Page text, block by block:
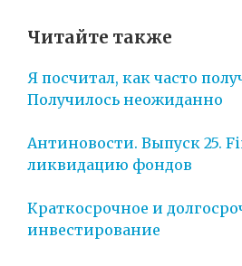
Читайте также
Я посчитал, как часто
Получилось неожиданно
Антиновости. Выпуск 25.
ликвидацию фондов
Краткосрочное и
инвестирование